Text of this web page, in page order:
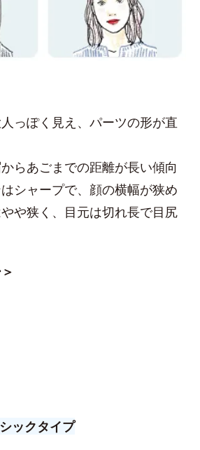
っぽく見え、パーツの形が直
らあごまでの距離が長い傾向
シャープで、顔の横幅が狭め
や狭く、目元は切れ長で目尻
ックタイプ